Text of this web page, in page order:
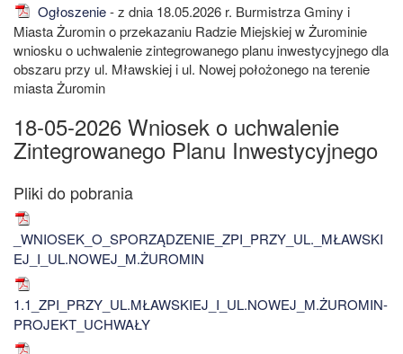
Ogłoszenie- z dnia 18.05.2026 r. Burmistrza Gminy i
Miasta Żuromin o przekazaniu Radzie Miejskiej w Żurominie
wniosku o uchwalenie zintegrowanego planu inwestycyjnego dla
obszaru przy ul. Mławskiej i ul. Nowej położonego na terenie
miasta Żuromin
18-05-2026 Wniosek o uchwalenie
Zintegrowanego Planu Inwestycyjnego
_WNIOSEK_O_SPORZĄDZENIE_ZPI_PRZY_UL._MŁAWSKI
EJ_I_UL.NOWEJ_M.ŻUROMIN
1.1_ZPI_PRZY_UL.MŁAWSKIEJ_I_UL.NOWEJ_M.ŻUROMIN-
PROJEKT_UCHWAŁY